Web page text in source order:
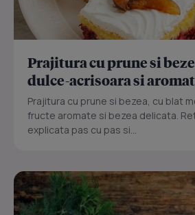
Prajitura cu prune si
dulce-acrisoara si
Prajitura cu prune si bezea, cu blat
fructe aromate si bezea delicata.
explicata pas cu pas si...